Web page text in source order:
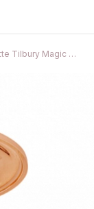
Charlotte Tilbury Magic Vanish Color Corrector